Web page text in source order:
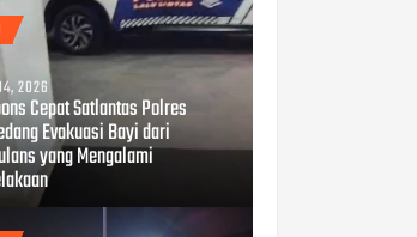
2026
Cepat Satlantas Polres
Evakuasi Bayi dari
yang Mengalami